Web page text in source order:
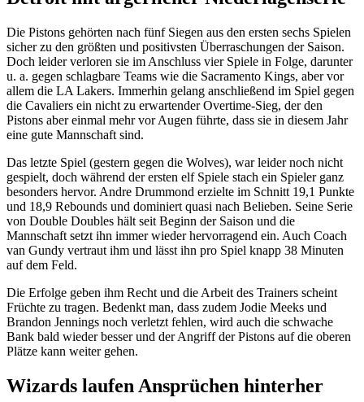
Die Pistons gehörten nach fünf Siegen aus den ersten sechs Spielen
sicher zu den größten und positivsten Überraschungen der Saison.
Doch leider verloren sie im Anschluss vier Spiele in Folge, darunter
u. a. gegen schlagbare Teams wie die Sacramento Kings, aber vor
allem die LA Lakers. Immerhin gelang anschließend im Spiel gegen
die Cavaliers ein nicht zu erwartender Overtime-Sieg, der den
Pistons aber einmal mehr vor Augen führte, dass sie in diesem Jahr
eine gute Mannschaft sind.
Das letzte Spiel (gestern gegen die Wolves), war leider noch nicht
gespielt, doch während der ersten elf Spiele stach ein Spieler ganz
besonders hervor. Andre Drummond erzielte im Schnitt 19,1 Punkte
und 18,9 Rebounds und dominiert quasi nach Belieben. Seine Serie
von Double Doubles hält seit Beginn der Saison und die
Mannschaft setzt ihn immer wieder hervorragend ein. Auch Coach
van Gundy vertraut ihm und lässt ihn pro Spiel knapp 38 Minuten
auf dem Feld.
Die Erfolge geben ihm Recht und die Arbeit des Trainers scheint
Früchte zu tragen. Bedenkt man, dass zudem Jodie Meeks und
Brandon Jennings noch verletzt fehlen, wird auch die schwache
Bank bald wieder besser und der Angriff der Pistons auf die oberen
Plätze kann weiter gehen.
Wizards laufen Ansprüchen hinterher